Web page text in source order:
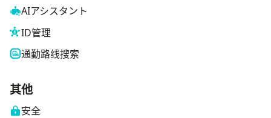
AIアシスタント
ID管理
通勤路线搜索
其他
安全